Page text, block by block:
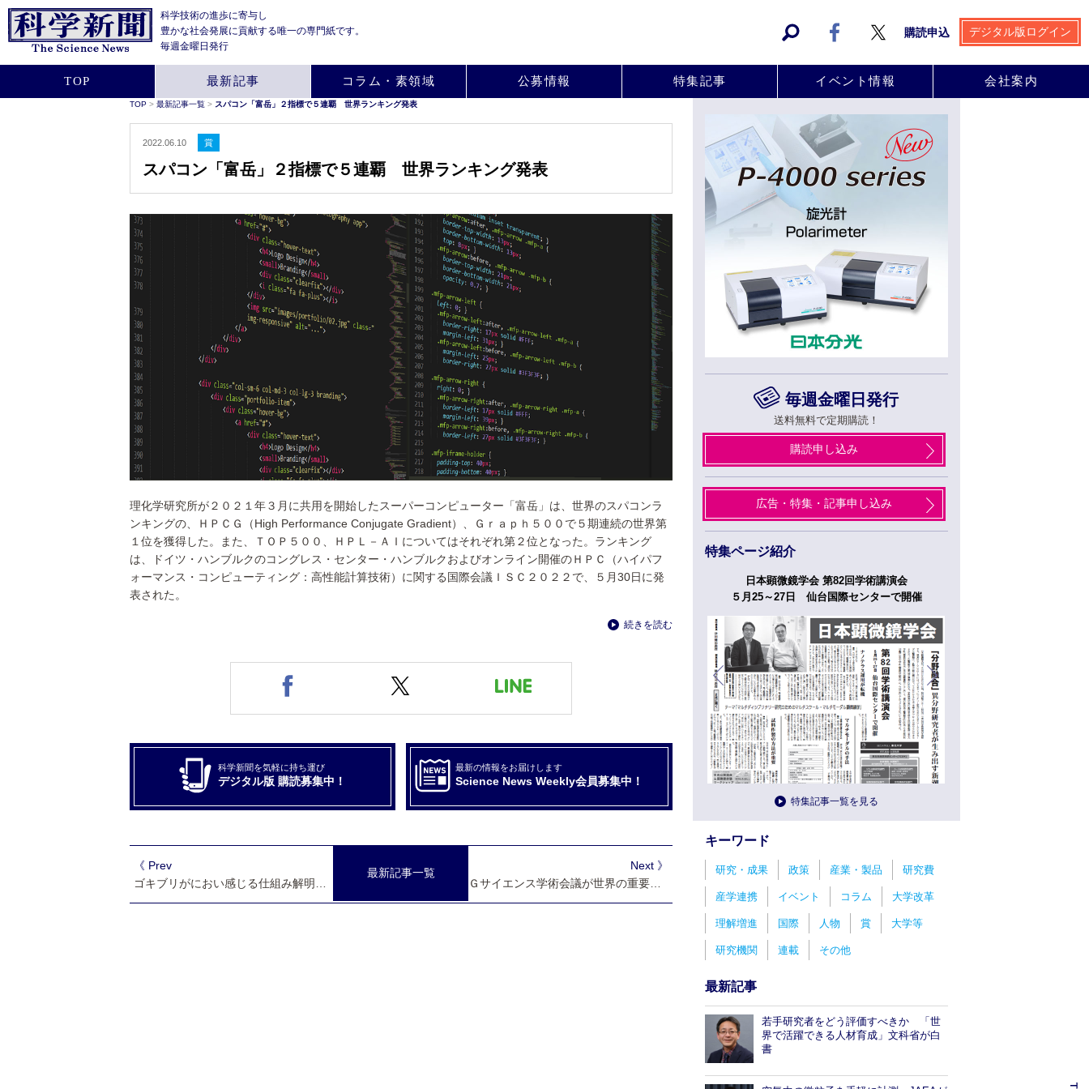
科学技術の進歩に寄与し
豊かな社会発展に貢献する唯一の専門紙です。
毎週金曜日発行
購読申込 デジタル版ログイン
TOP 最新記事 コラム・素領域 公募情報 特集記事 イベント情報 会社案内
TOP > 最新記事一覧 > スパコン「富岳」２指標で５連覇 世界ランキング発表
2022.06.10 賞
スパコン「富岳」２指標で５連覇 世界ランキング発表
理化学研究所が２０２１年３月に共用を開始したスーパーコンピューター「富岳」は、世界のスパコンラ
ンキングの、ＨＰＣＧ（High Performance Conjugate Gradient）、Ｇｒａｐｈ５００で５期連続の世界第
１位を獲得した。また、ＴＯＰ５００、ＨＰＬ－ＡＩについてはそれぞれ第２位となった。ランキング
は、ドイツ・ハンブルクのコングレス・センター・ハンブルクおよびオンライン開催のＨＰＣ（ハイパフ
ォーマンス・コンピューティング：高性能計算技術）に関する国際会議ＩＳＣ２０２２で、５月30日に発
表された。
続きを読む
科学新聞を気軽に持ち運び
デジタル版 購読募集中！
最新の情報をお届けします
Science News Weekly会員募集中！
最新記事一覧
Next 》
《 Prev
毎週金曜日発行
送料無料で定期購読！
購読申し込み
広告・特集・記事申し込み
特集ページ紹介
日本薬学会第145年会 ３月26日から29日まで
日本顕微鏡学会 第82回学術講演会
５月25～27日 仙台国際センターで開催
特集記事一覧を見る
キーワード
研究・成果 政策 産業・製品 研究費
産学連携 イベント コラム 大学改革
理解増進 国際 人物 賞 大学等
研究機関 連載 その他
最新記事
若手研究者をどう評価すべきか 「世
界で活躍できる人材育成」文科省が白
書